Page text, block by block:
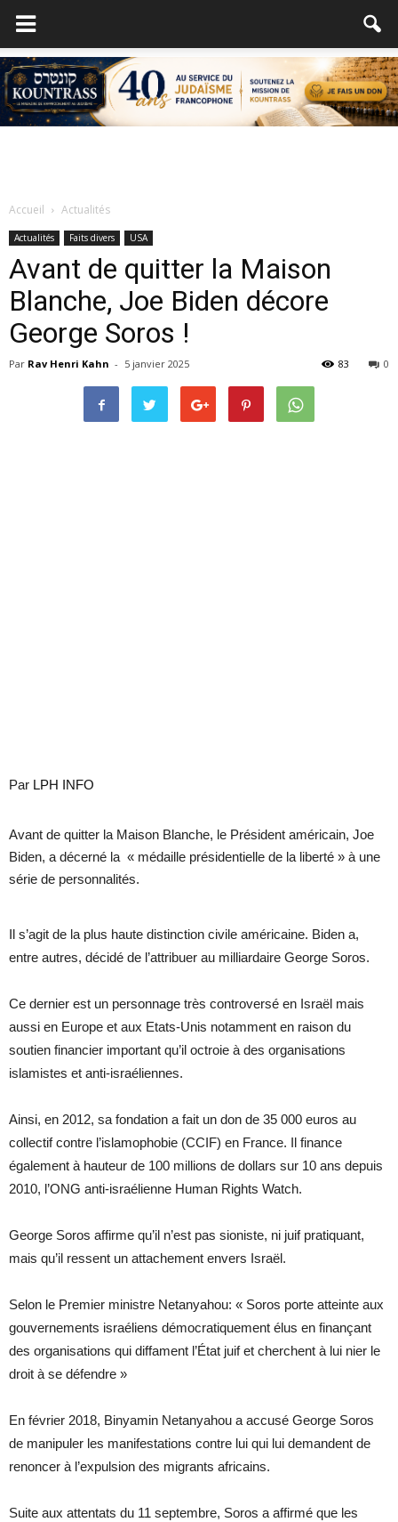
Accueil Actualités
Actualités Faits divers USA
Avant de quitter la Maison
Blanche, Joe Biden décore
George Soros !
Par Rav Henri Kahn - 5 janvier 2025 0
83
Par LPH INFO
Avant de quitter la Maison Blanche, le Président américain, Joe
Biden, a décerné la « médaille présidentielle de la liberté » à une
série de personnalités.
Il s’agit de la plus haute distinction civile américaine. Biden a,
entre autres, décidé de l’attribuer au milliardaire George Soros.
Ce dernier est un personnage très controversé en Israël mais
aussi en Europe et aux Etats-Unis notamment en raison du
soutien financier important qu’il octroie à des organisations
islamistes et anti-israéliennes.
Ainsi, en 2012, sa fondation a fait un don de 35 000 euros au
collectif contre l’islamophobie (CCIF) en France. Il finance
également à hauteur de 100 millions de dollars sur 10 ans depuis
2010, l’ONG anti-israélienne Human Rights Watch.
George Soros affirme qu’il n’est pas sioniste, ni juif pratiquant,
mais qu’il ressent un attachement envers Israël.
Selon le Premier ministre Netanyahou: « Soros porte atteinte aux
gouvernements israéliens démocratiquement élus en finançant
des organisations qui diffament l’État juif et cherchent à lui nier le
droit à se défendre »
En février 2018, Binyamin Netanyahou a accusé George Soros
de manipuler les manifestations contre lui qui lui demandent de
renoncer à l’expulsion des migrants africains.
Suite aux attentats du 11 septembre, Soros a affirmé que les